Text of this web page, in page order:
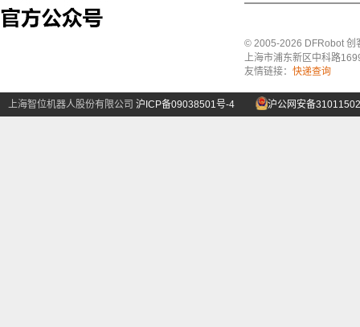
© 2005-2026 DFRobot 创
上海市浦东新区中科路
友情链接： 快递查询
上海智位机器人股份有限公司 沪ICP备09038501号-4 沪公网安备